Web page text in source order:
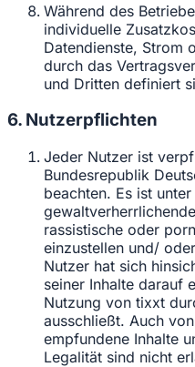
Während des
individuelle
Datendienste, Strom
durch das
und Dritten definiert
6. Nutzerpflichten
Jeder Nutzer ist
Bundesrepublik
beachten. Es ist
rassistische oder
einzustellen und/
Nutzer hat sich
seiner Inhalte darauf
Nutzung von tixxt
ausschließt. Auch
empfundene Inhalte
Legalität sind nicht